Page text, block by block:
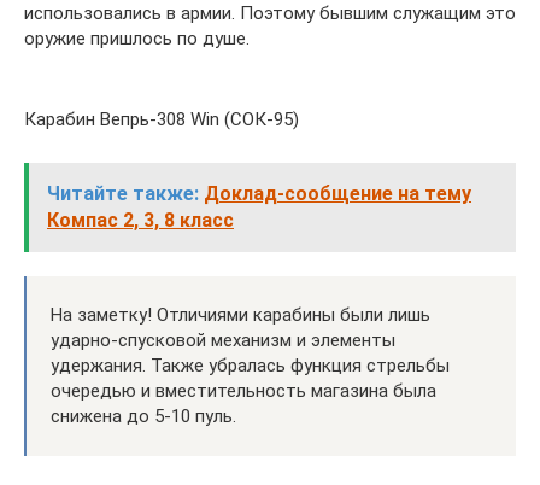
использовались в армии. Поэтому бывшим служащим это
оружие пришлось по душе.
Карабин Вепрь-308 Win (СОК-95)
Читайте также: Доклад-сообщение на тему
Компас 2, 3, 8 класс
На заметку! Отличиями карабины были лишь
ударно-спусковой механизм и элементы
удержания. Также убралась функция стрельбы
очередью и вместительность магазина была
снижена до 5-10 пуль.